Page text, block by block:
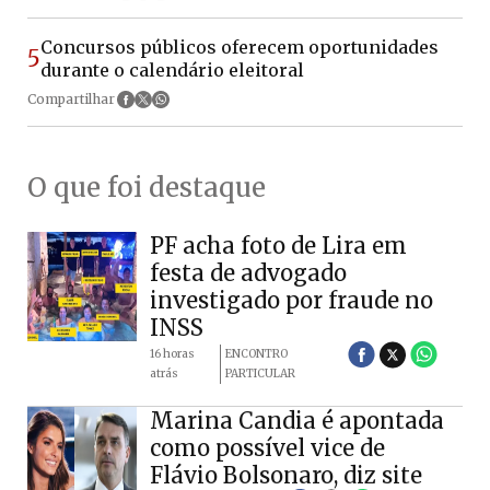
5Concursos públicos oferecem oportunidades
durante o calendário eleitoral
Compartilhar
O que foi destaque
PF acha foto de Lira em
festa de advogado
investigado por fraude no
INSS
16 horas
atrás
ENCONTRO
PARTICULAR
Marina Candia é apontada
como possível vice de
Flávio Bolsonaro, diz site